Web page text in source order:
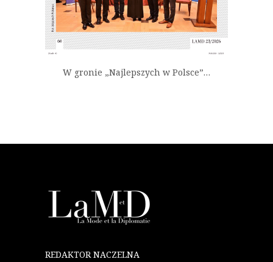
W gronie „Najlepszych w Polsce”…
REDAKTOR NACZELNA